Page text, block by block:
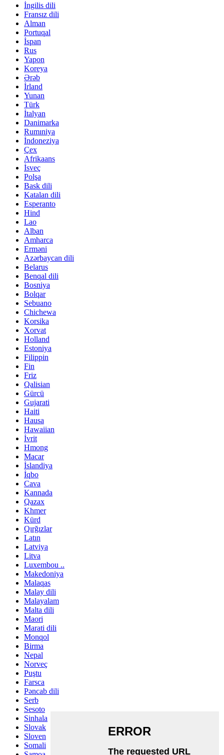
İngilis dili
Fransız dili
Alman
Portuqal
İspan
Rus
Yapon
Koreya
Ərəb
İrland
Yunan
Türk
İtalyan
Danimarka
Rumıniya
İndoneziya
Çex
Afrikaans
İsveç
Polşa
Bask dili
Katalan dili
Esperanto
Hind
Lao
Alban
Amharca
Erməni
Azərbaycan dili
Belarus
Benqal dili
Bosniya
Bolqar
Sebuano
Chichewa
Korsika
Xorvat
Holland
Estoniya
Filippin
Fin
Friz
Qalisian
Gürcü
Gujarati
Haiti
Hausa
Hawaiian
İvrit
Hmong
Macar
İslandiya
İqbo
Cava
Kannada
Qazax
Khmer
Kürd
Qırğızlar
Latın
Latviya
Litva
Luxembou ..
Makedoniya
Malaqas
Malay dili
Malayalam
Malta dili
Maori
Marati dili
Monqol
Birma
Nepal
Norveç
Puştu
Farsca
Pəncab dili
Serb
Sesoto
Sinhala
Slovak
Sloven
Somali